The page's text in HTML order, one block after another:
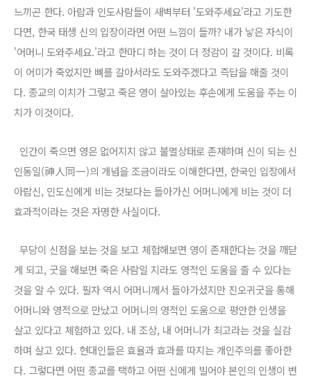
느끼곤 한다. 아랍과 인도사람들이 새벽부터 '도와주세요'라고 기도한
다면, 한국 태생 신의 입장이라면 어떤 느낌이 들까? 내가 낳은 자식이
'어머니 도와주세요.'라고 한마디 하는 것이 더 정감이 갈 것이다. 비록
이 어미가 죽었지만 뼈를 갈아서라도 도와주겠다고 즉답을 해줄 것이
다. 종교의 이치가 그렇고 죽은 영이 살아있는 후손에게 도움을 주는 이
치가 이것이다.
인간이 죽으면 영은 없어지지 않고 불멸상태로 존재하며 신이 되는 신
인동일(神人同一)의 개념을 조금이라도 이해한다면, 한국인 입장에서
아랍신, 인도신에게 비는 것보다는 돌아가신 어머니에게 비는 것이 더
효과적이라는 것은 자명한 사실이다.
무당이 신점을 보는 것을 보고 체험해보면 영이 존재한다는 것을 깨닫
게 되고, 굿을 해보면 죽은 사람일 지라도 영적인 도움을 줄 수 있다는
것을 알 수 있다. 필자 역시 어머니께서 돌아가셨지만 진오귀굿을 통해
어머니와 영적으로 만났고 어머니의 영적인 도움으로 평안한 인생을
살고 있다고 체험하고 있다. 내 조상, 내 어머니가 최고라는 것을 실감
하며 살고 있다. 현대인들은 효율과 효과를 따지는 개인주의를 좋아한
다. 그렇다면 어떤 종교를 택하고 어떤 신에게 빌어야 본인의 인생이 변